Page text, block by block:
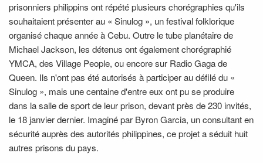
prisonniers philippins ont répété plusieurs chorégraphies qu'ils
souhaitaient présenter au « Sinulog », un festival folklorique
organisé chaque année à Cebu. Outre le tube planétaire de
Michael Jackson, les détenus ont également chorégraphié
YMCA, des Village People, ou encore sur Radio Gaga de
Queen. Ils n'ont pas été autorisés à participer au défilé du «
Sinulog », mais une centaine d'entre eux ont pu se produire
dans la salle de sport de leur prison, devant près de 230 invités,
le 18 janvier dernier. Imaginé par Byron Garcia, un consultant en
sécurité auprès des autorités philippines, ce projet a séduit huit
autres prisons du pays.